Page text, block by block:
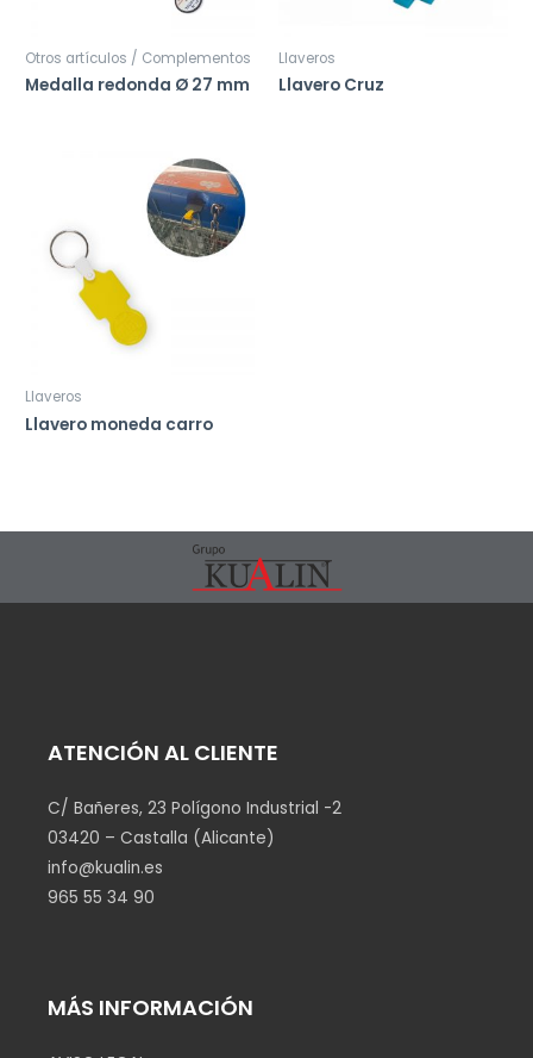
Otros artículos / Complementos
Medalla redonda Ø 27 mm
Llaveros
Llavero Cruz
Llaveros
Llavero moneda carro
ATENCIÓN AL CLIENTE
C/ Bañeres, 23 Polígono Industrial -2
03420 – Castalla (Alicante)
info@kualin.es
965 55 34 90
MÁS INFORMACIÓN